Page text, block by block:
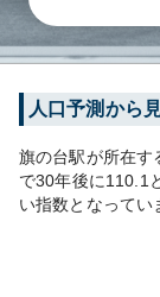
人口予測から
旗の台駅が所在す
で30年後に110.1
い指数となってい